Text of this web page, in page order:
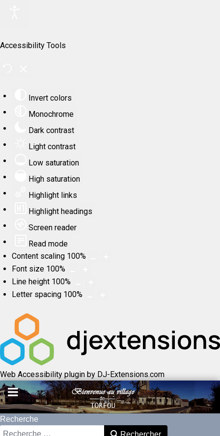
Accessibility Tools
Invert colors
Monochrome
Dark contrast
Light contrast
Low saturation
High saturation
Highlight links
Highlight headings
Screen reader
Read mode
Content scaling 100%
Font size 100%
Line height 100%
Letter spacing 100%
Web Accessibility plugin by DJ-Extensions.com
Recherche
Rechercher